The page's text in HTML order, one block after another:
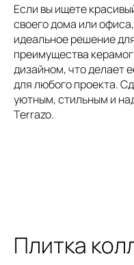
Если вы ищете
своего дома или
идеальное решение
преимущества
дизайном, что делает
для любого проекта.
уютным, стильным и
Terrazo.
Плитка